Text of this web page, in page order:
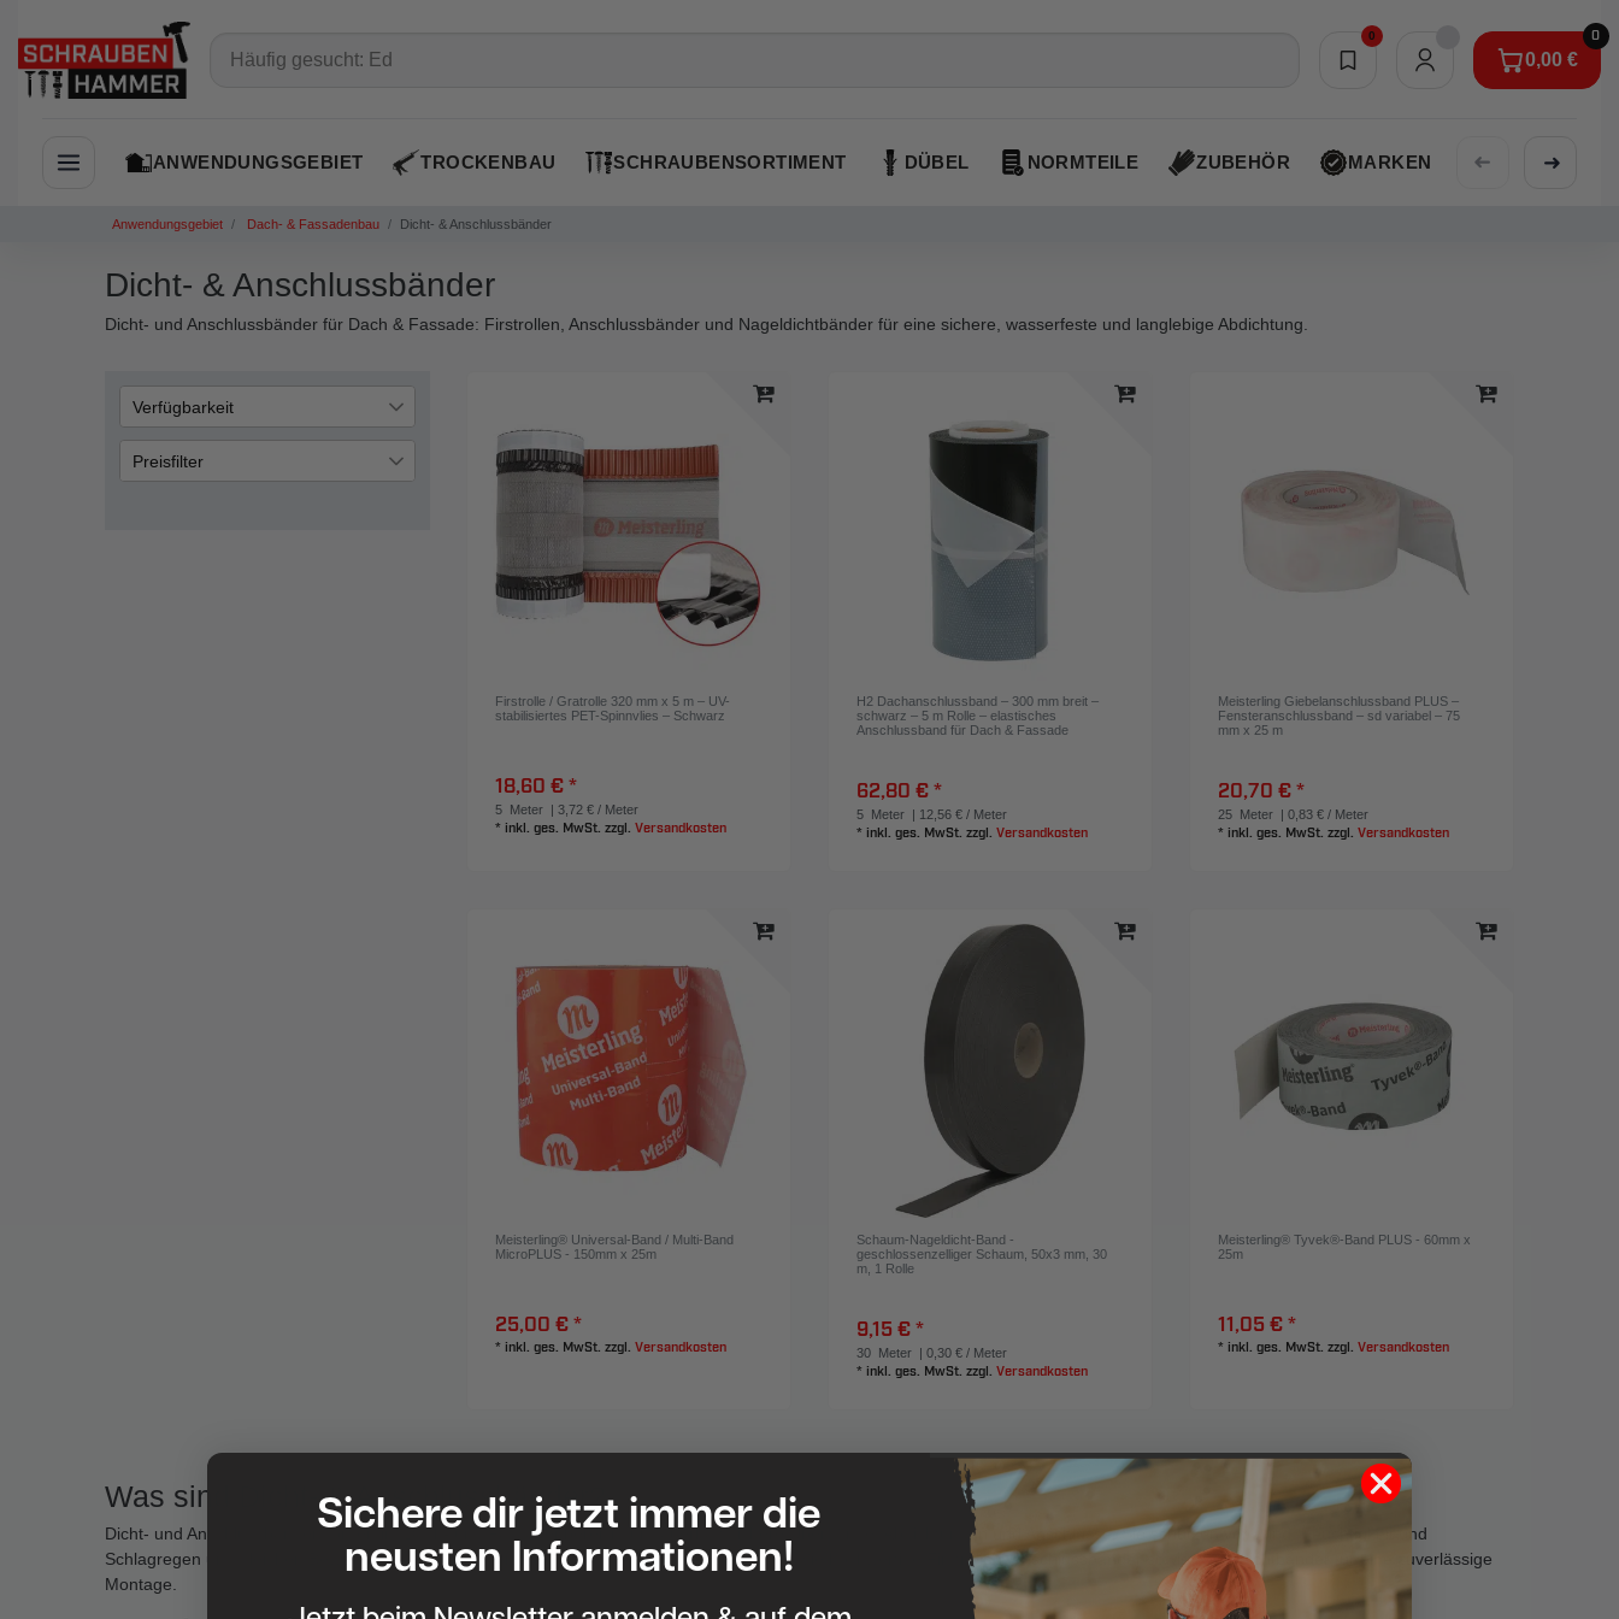
0
Merkliste
0
0,00 €
0,00 €
Navigation öffnen
ANWENDUNGSGEBIET TROCKENBAU SCHRAUBENSORTIMENT DÜBEL NORMTEILE ZUBEHÖR MARKEN AKTIONEN
➜ ➜
Anwendungsgebiet Dach- & Fassadenbau Dicht- & Anschlussbänder
Dicht- & Anschlussbänder
Dicht- und Anschlussbänder für Dach & Fassade: Firstrollen, Anschlussbänder und Nageldichtbänder für eine sichere, wasserfeste und langlebige Abdichtung.
Verfügbarkeit
auf Lager
Preisfilter
Firstrolle / Gratrolle 320 mm x 5 m – UV-
stabilisiertes PET-Spinnvlies – Schwarz
18,60 € *
5 Meter | 3,72 € / Meter
* inkl. ges. MwSt. zzgl.Versandkosten
H2 Dachanschlussband – 300 mm breit –
schwarz – 5 m Rolle – elastisches
Anschlussband für Dach & Fassade
62,80 € *
5 Meter | 12,56 € / Meter
* inkl. ges. MwSt. zzgl.Versandkosten
Meisterling Giebelanschlussband PLUS –
Fensteranschlussband – sd variabel – 75
mm x 25 m
20,70 € *
25 Meter | 0,83 € / Meter
* inkl. ges. MwSt. zzgl.Versandkosten
Meisterling® Universal-Band / Multi-Band
MicroPLUS - 150mm x 25m
25,00 € *
* inkl. ges. MwSt. zzgl.Versandkosten
Schaum-Nageldicht-Band -
geschlossenzelliger Schaum, 50x3 mm, 30
m, 1 Rolle
9,15 € *
30 Meter | 0,30 € / Meter
* inkl. ges. MwSt. zzgl.Versandkosten
Meisterling® Tyvek®-Band PLUS - 60mm x
25m
11,05 € *
* inkl. ges. MwSt. zzgl.Versandkosten
Was sind Dicht- & Anschlussbänder?
Dicht- und Anschlussbänder sorgen im Dach- und Fassadenbereich für dauerhaft sichere Übergänge, Abdichtungen und Anschlüsse. Sie schützen vor Wind, Feuchtigkeit und
Schlagregen und gleichen Bewegungen in der Konstruktion aus. In dieser Kategorie finden Sie hochwertige Firstrollen, Anschlussbänder sowie Nageldichtbänder für eine zuverlässige
Montage.
Sichere dir jetzt immer die
neusten Informationen!